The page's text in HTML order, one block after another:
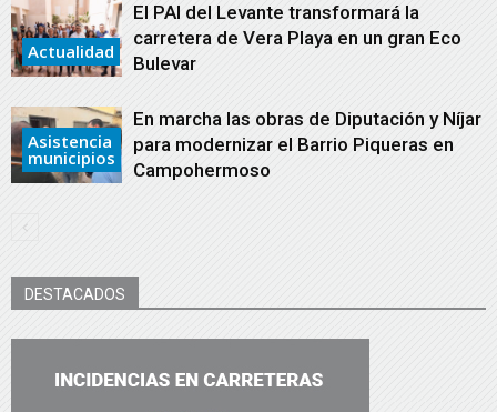
Actualidad
El PAI del Levante transformará la
carretera de Vera Playa en un gran Eco
Bulevar
Asistencia
municipios
En marcha las obras de Diputación y Níjar
para modernizar el Barrio Piqueras en
Campohermoso
DESTACADOS